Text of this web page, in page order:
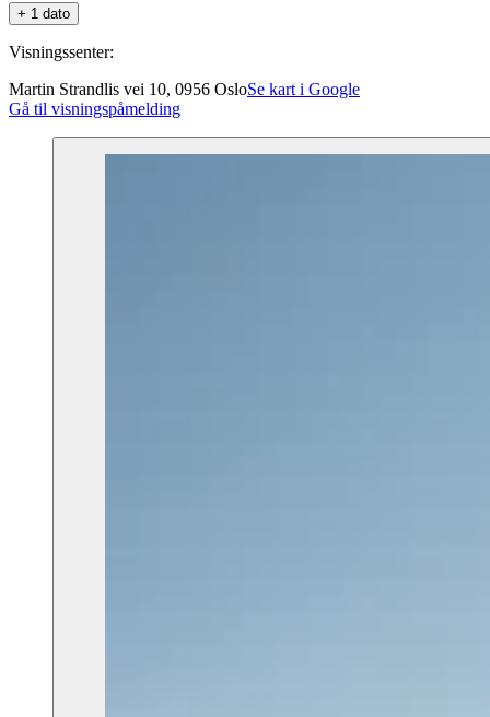
+ 1 dato
Visningssenter:
Martin Strandlis vei 10, 0956 OsloSe kart i Google
Gå til visningspåmelding